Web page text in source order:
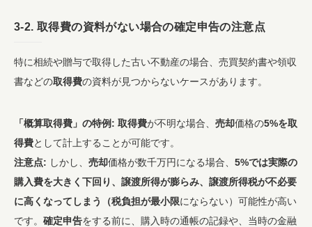
3-2. 取得費の資料がない場合の確定申告の注意点
特に相続や贈与で取得した古い不動産の場合、売買契約書や領収
書などの取得費の資料が見つからないケースがあります。
「概算取得費」の特例: 取得費が不明な場合、 売却価格の5%を取
得費として計上することが可能です。
注意点: しかし、 売却価格が数千万円になる場合、 5%では実際の
購入費を大きく下回り、譲渡所得が膨らみ、譲渡所得税が不必要
に高くなってしまう（税負担が最小限にならない）可能性が高い
です。 確定申告をする前に、購入時の通帳の記録や、当時の金融